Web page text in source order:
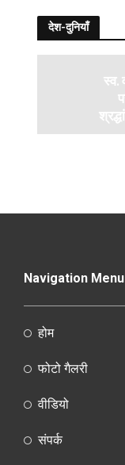
देश-दुनियाँ
स्व.
Navigation Menu
होम
फोटो गैलरी
वीडियो
संपर्क